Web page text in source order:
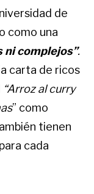
de
como una
ni complejos”.
carta de ricos
“Arroz al curry
” como
tienen
cada